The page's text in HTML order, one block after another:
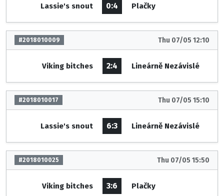
Lassie's snout 0:4 Plačky
#2018010009 Thu 07/05 12:10
Viking bitches 2:4 Lineárně Nezávislé
#2018010017 Thu 07/05 15:10
Lassie's snout 6:3 Lineárně Nezávislé
#2018010025 Thu 07/05 15:50
Viking bitches 3:6 Plačky